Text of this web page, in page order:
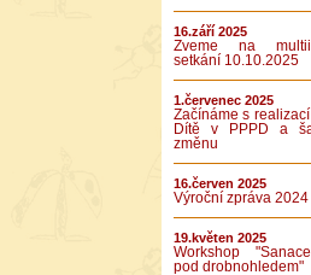
16.září 2025
Zveme na
setkání 10.10.2025
1.červenec 2025
Začínáme s
Dítě v PPPD a
změnu
16.červen 2025
Výroční zpráva 2024
19.květen 2025
Workshop
pod drobnohledem"